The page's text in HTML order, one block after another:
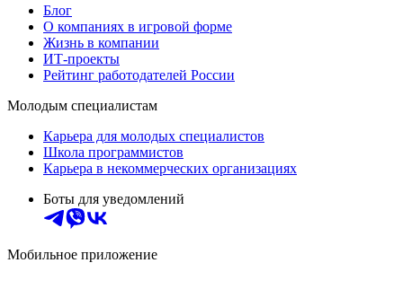
Блог
О компаниях в игровой форме
Жизнь в компании
ИТ-проекты
Рейтинг работодателей России
Молодым специалистам
Карьера для молодых специалистов
Школа программистов
Карьера в некоммерческих организациях
Боты для уведомлений
Мобильное приложение